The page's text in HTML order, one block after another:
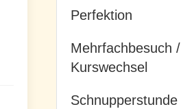
Perfektion
Mehrfachbesuch /
Kurswechsel
Schnupperstunde